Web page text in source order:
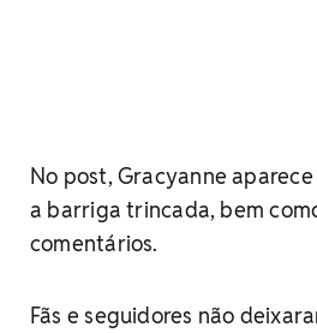
No post, Gracyanne
a barriga trincada, bem
comentários.
Fãs e seguidores não